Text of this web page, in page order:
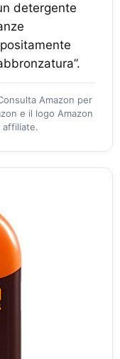
detergente
Amazon per
e il logo Amazon
affiliate.